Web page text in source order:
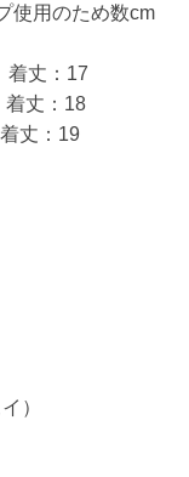
使用のため数cm
丈：17
丈：18
丈：19
）